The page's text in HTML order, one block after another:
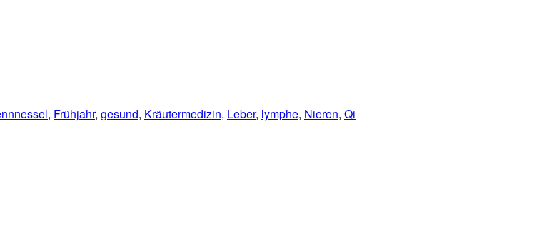
, Frühjahr, gesund, Kräutermedizin, Leber, lymphe, Nieren, Qi